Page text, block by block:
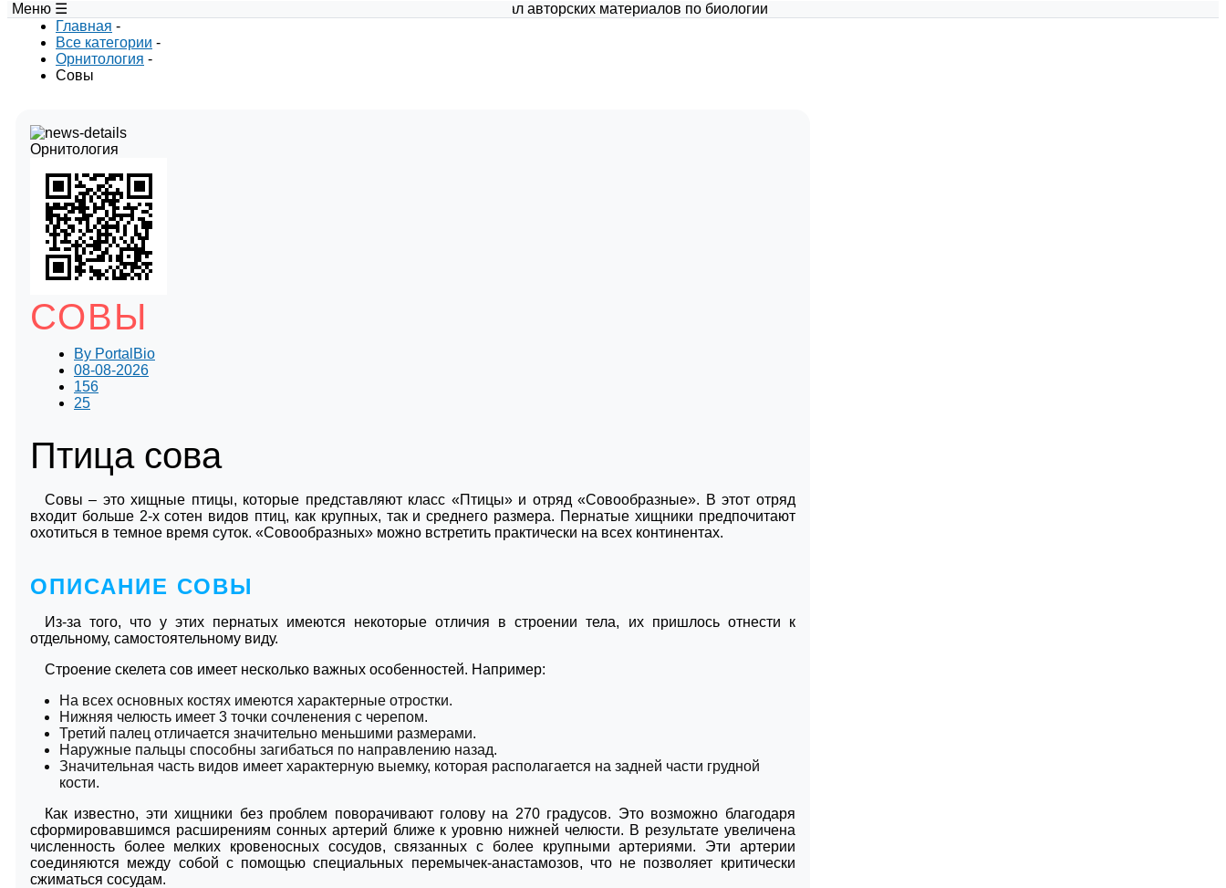
Меню ☰
Портал авторских материалов по биологии
Главная -
Все категории -
Орнитология -
Совы
Орнитология
СОВЫ
By PortalBio
08-08-2026
156
25
Птица сова
Совы – это хищные птицы, которые представляют класс «Птицы» и отряд «Совообразные». В этот отряд
входит больше 2-х сотен видов птиц, как крупных, так и среднего размера. Пернатые хищники предпочитают
охотиться в темное время суток. «Совообразных» можно встретить практически на всех континентах.
ОПИСАНИЕ СОВЫ
Из-за того, что у этих пернатых имеются некоторые отличия в строении тела, их пришлось отнести к
отдельному, самостоятельному виду.
Строение скелета сов имеет несколько важных особенностей. Например:
На всех основных костях имеются характерные отростки.
Нижняя челюсть имеет 3 точки сочленения с черепом.
Третий палец отличается значительно меньшими размерами.
Наружные пальцы способны загибаться по направлению назад.
Значительная часть видов имеет характерную выемку, которая располагается на задней части грудной
кости.
Как известно, эти хищники без проблем поворачивают голову на 270 градусов. Это возможно благодаря
сформировавшимся расширениям сонных артерий ближе к уровню нижней челюсти. В результате увеличена
численность более мелких кровеносных сосудов, связанных с более крупными артериями. Эти артерии
соединяются между собой с помощью специальных перемычек-анастамозов, что не позволяет критически
сжиматься сосудам.